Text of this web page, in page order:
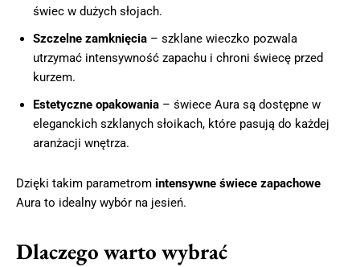
świec w dużych słojach.
Szczelne zamknięcia – szklane wieczko pozwala
utrzymać intensywność zapachu i chroni świecę przed
kurzem.
Estetyczne opakowania – świece Aura są dostępne w
eleganckich szklanych słoikach, które pasują do każdej
aranżacji wnętrza.
Dzięki takim parametrom intensywne świece zapachowe
Aura to idealny wybór na jesień.
Dlaczego warto wybrać